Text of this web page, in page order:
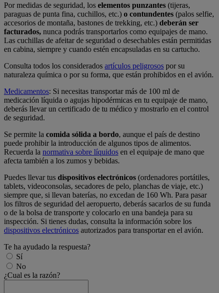
Por medidas de seguridad, los elementos punzantes (tijeras,
paraguas de punta fina, cuchillos, etc.) o contundentes (palos selfie,
accesorios de montaña, bastones de trekking, etc.) deberán ser
facturados, nunca podrás transportarlos como equipajes de mano.
Las cuchillas de afeitar de seguridad o desechables están permitidas
en cabina, siempre y cuando estén encapsuladas en su cartucho.
Consulta todos los considerados artículos peligrosos por su
naturaleza química o por su forma, que están prohibidos en el avión.
Medicamentos: Si necesitas transportar más de 100 ml de
medicación líquida o agujas hipodérmicas en tu equipaje de mano,
deberás llevar un certificado de tu médico y mostrarlo en el control
de seguridad.
Se permite la comida sólida a bordo, aunque el país de destino
puede prohibir la introducción de algunos tipos de alimentos.
Recuerda la normativa sobre líquidos en el equipaje de mano que
afecta también a los zumos y bebidas.
Puedes llevar tus dispositivos electrónicos (ordenadores portátiles,
tablets, videoconsolas, secadores de pelo, planchas de viaje, etc.)
siempre que, si llevan baterías, no excedan de 160 Wh. Para pasar
los filtros de seguridad del aeropuerto, deberás sacarlos de su funda
o de la bolsa de transporte y colocarlo en una bandeja para su
inspección. Si tienes dudas, consulta la información sobre los
dispositivos electrónicos autorizados para transportar en el avión.
Te ha ayudado la respuesta?
Sí
No
¿Cual es la razón?